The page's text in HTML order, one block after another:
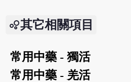
其它相關項目
常用中藥 - 獨活
常用中藥 - 羌活